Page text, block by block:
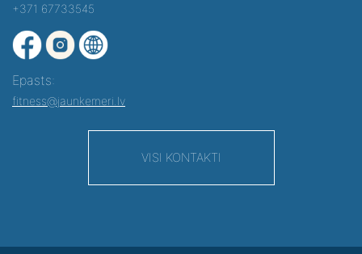
+371 67733545
Epasts:
fitness@jaunkemeri.lv
VISI KONTAKTI